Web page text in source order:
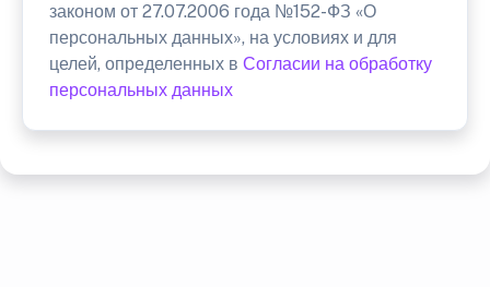
законом от 27.07.2006 года №152-ФЗ «О
персональных данных», на условиях и для
целей, определенных в Согласии на обработку
персональных данных